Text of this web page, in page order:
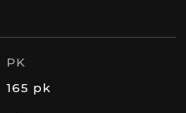
PK
165 pk